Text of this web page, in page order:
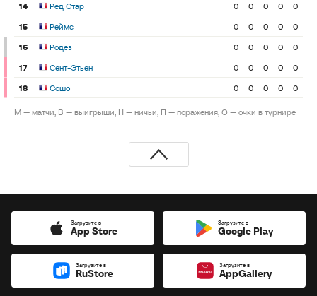
14
Ред Стар 0 0 0 0
0
15
Реймс 0 0 0 0
0
16
Родез 0 0 0 0
0
17
Сент-Этьен 0 0 0 0
0
18
Сошо 0 0 0 0 0
М — матчи, В — выигрыши, Н — ничьи, П — поражения, О — очки в турнире
Загрузите в
App Store
Загрузите в
Google Play
Загрузите в
RuStore
Загрузите в
AppGallery